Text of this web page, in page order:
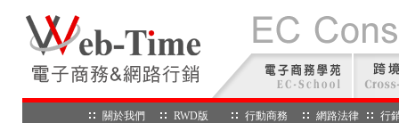
關於我們 RWD版 行動商務 網路法律 行